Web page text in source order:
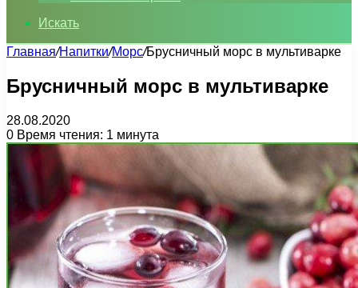
Искать
Главная/Напитки/Морс/Брусничный морс в мультиварке
Брусничный морс в мультиварке
28.08.2020
0 Время чтения: 1 минута